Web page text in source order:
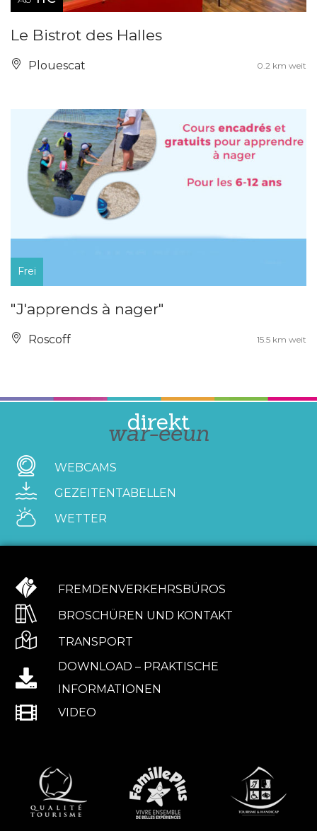
Le Bistrot des Halles
Plouescat 0.2 km weit
Frei
"J'apprends à nager"
Roscoff 15.5 km weit
direkt
war-eeun
WEBCAMS
GEZEITENTABELLEN
WETTER
FREMDENVERKEHRSBÜROS
BROSCHÜREN UND KONTAKT
TRANSPORT
DOWNLOAD – PRAKTISCHE
INFORMATIONEN
VIDEO